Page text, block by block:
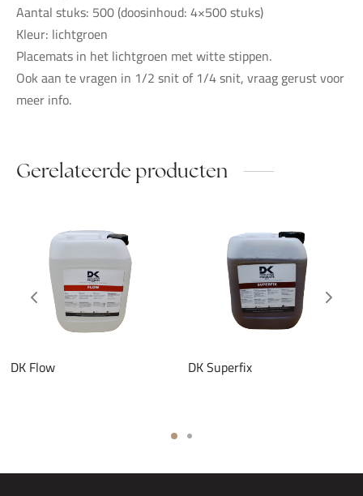
Aantal stuks: 500 (doosinhoud: 4×500 stuks)
Kleur: lichtgroen
Placemats in het lichtgroen met witte stippen.
Ook aan te vragen in 1/2 snit of 1/4 snit, vraag gerust voor
meer info.
Gerelateerde producten
DK Flow DK Superfix